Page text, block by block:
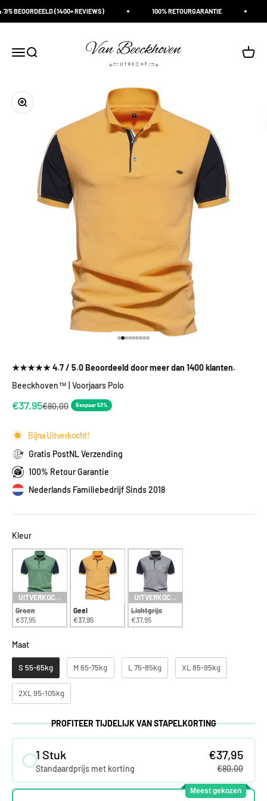
(1400+ REVIEWS) 100% RETOURGARANTIE
Navigatiemenu openen
Zoeken openen
Van Beeckhoven Utrecht
In-/uitzoomen
★★★★★ 4.7 / 5.0 Beoordeeld door meer dan 1400 klanten.
Beeckhoven™ | Voorjaars Polo
Aanbiedingsprijs
€37,95Normale prijs
€80,00 Bespaar 53%
Bijna Uitverkocht!
Gratis PostNL Verzending
100% Retour Garantie
Nederlands Familiebedrijf Sinds 2018
KleurKleur
UITVERKOCHT
Groen
€37,95
Geel
€37,95
UITVERKOCHT
Lichtgrijs
€37,95
MaatMaat
S 55-65kg M 65-75kg L 75-85kg XL 85-95kg
2XL 95-105kg
PROFITEER TIJDELIJK VAN STAPELKORTING
1 Stuk
Standaardprijs met korting
€37,95
€80,00
Meest gekozen